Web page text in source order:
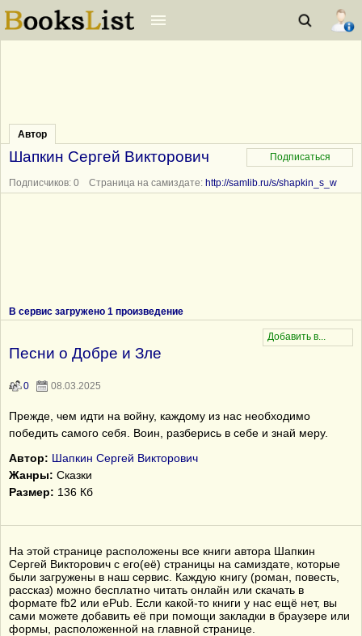
Автор
Шапкин Сергей Викторович
Подписчиков: 0 Страница на самиздате: http://samlib.ru/s/shapkin_s_w
В сервис загружено 1 произведение
Песни о Добре и Зле
0 08.03.2025
Прежде, чем идти на войну, каждому из нас необходимо
победить самого себя. Воин, разберись в себе и знай меру.
Автор: Шапкин Сергей Викторович
Жанры: Сказки
Размер: 136 Кб
На этой странице расположены все книги автора Шапкин
Сергей Викторович с его(её) страницы на самиздате, которые
были загружены в наш сервис. Каждую книгу (роман, повесть,
рассказ) можно бесплатно читать онлайн или скачать в
формате fb2 или ePub. Если какой-то книги у нас ещё нет, вы
сами можете добавить её при помощи закладки в браузере или
формы, расположенной на главной странице.